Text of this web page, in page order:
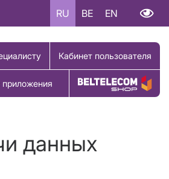
RU BE EN
Кабинет пользователя
Купить товар
данных